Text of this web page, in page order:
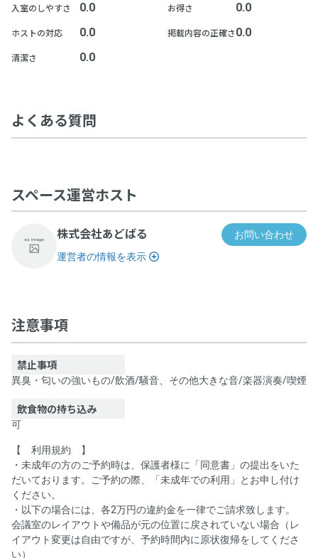
入室のしやすさ 0.0
ホストの対応 0.0
清潔さ 0.0
お得さ 0.0
掲載内容の正確さ 0.0
よくある質問
スペース運営ホスト
株式会社あどばる
お問い合わせ
運営者の情報を表示
錦糸町 ロジコーヒー、 BOOTH-B
注意事項
禁止事項
異臭・匂いの強いもの/飲酒/騒音、その他大きな音/楽器演奏/喫煙
飲食物の持ち込み
可
【 利用規約 】
・未成年の方のご予約時は、保護者様に「同意書」の提出をいた
だいております。ご予約の際、「未成年での利用」とお申し付け
ください。
・以下の場合には、各2万円の違約金を一律でご請求致します。
会議室のレイアウトや備品が元の位置に戻されていない場合（レ
イアウト変更は自由ですが、予約時間内に原状復帰をしてくださ
い）